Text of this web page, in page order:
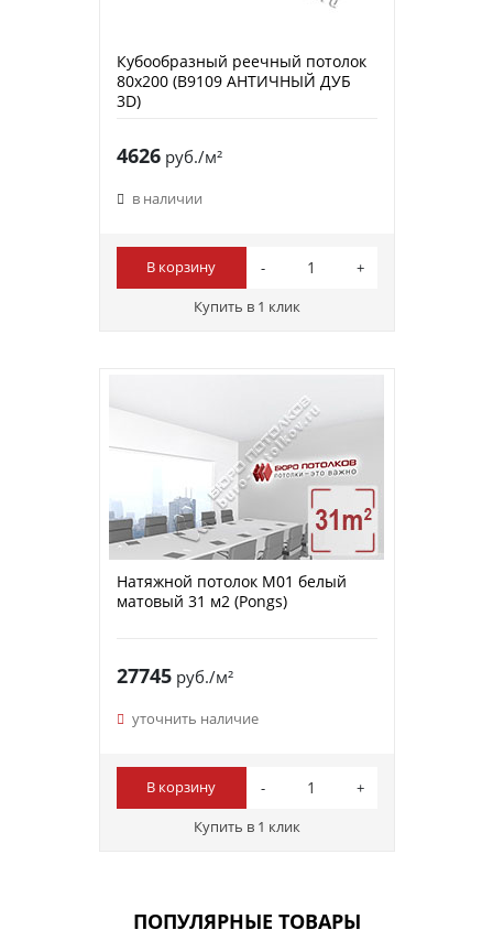
Кубообразный реечный потолок
80х200 (B9109 АНТИЧНЫЙ ДУБ
3D)
4626руб./м²
в наличии
В корзину
Купить в 1 клик
Натяжной потолок M01 белый
матовый 31 м2 (Pongs)
27745руб./м²
уточнить наличие
В корзину
Купить в 1 клик
ПОПУЛЯРНЫЕ ТОВАРЫ